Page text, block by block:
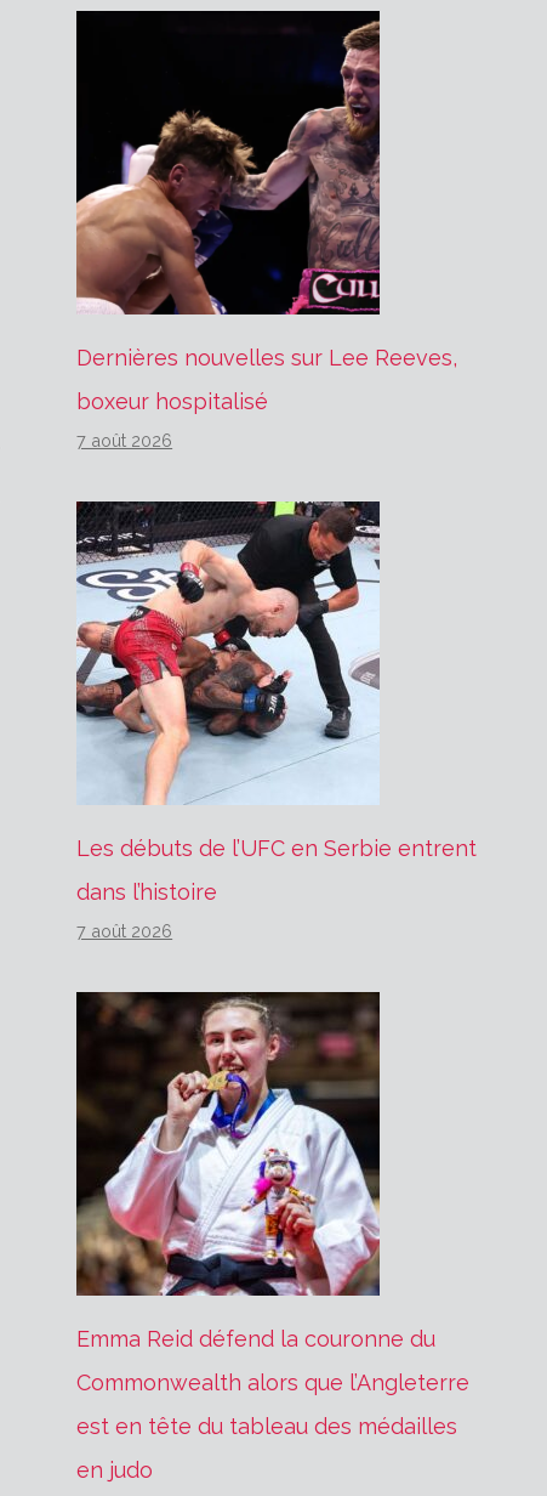
Dernières nouvelles sur Lee Reeves,
boxeur hospitalisé
7 août 2026
Les débuts de l’UFC en Serbie entrent
dans l’histoire
7 août 2026
Emma Reid défend la couronne du
Commonwealth alors que l’Angleterre
est en tête du tableau des médailles
en judo